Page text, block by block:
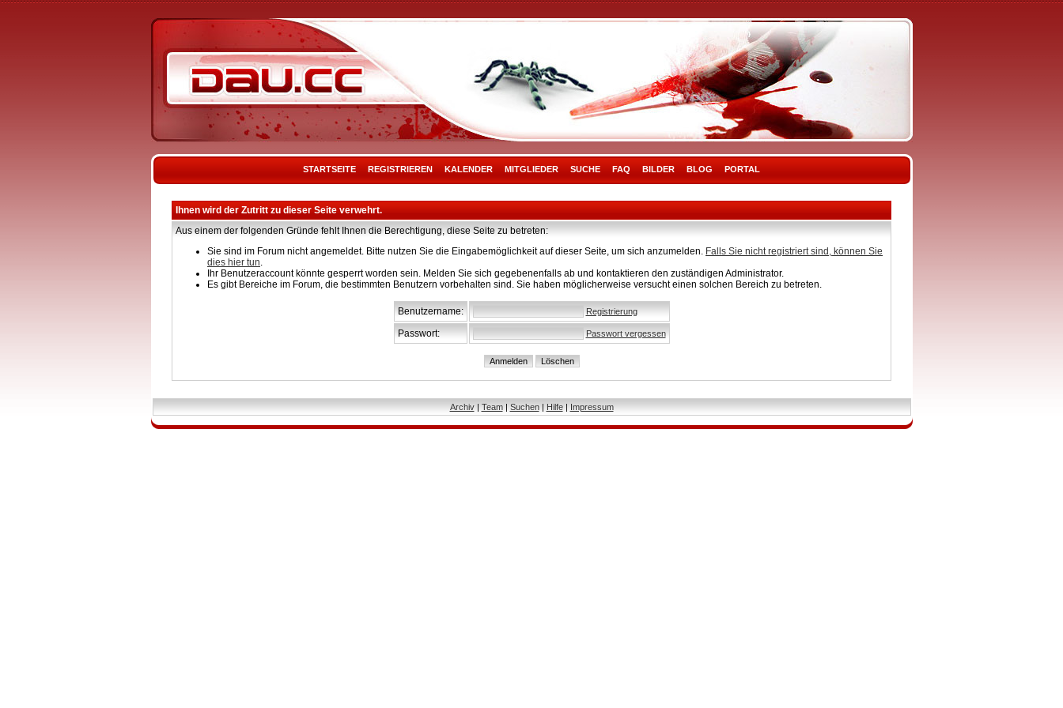
STARTSEITE REGISTRIEREN KALENDER MITGLIEDER SUCHE FAQ BILDER BLOG PORTAL
Ihnen wird der Zutritt zu dieser Seite verwehrt.
Aus einem der folgenden Gründe fehlt Ihnen die Berechtigung, diese Seite zu betreten:
Sie sind im Forum nicht angemeldet. Bitte nutzen Sie die Eingabemöglichkeit auf dieser Seite, um sich anzumelden. Falls Sie nicht registriert sind, können Sie
dies hier tun.
Ihr Benutzeraccount könnte gesperrt worden sein. Melden Sie sich gegebenenfalls ab und kontaktieren den zuständigen Administrator.
Es gibt Bereiche im Forum, die bestimmten Benutzern vorbehalten sind. Sie haben möglicherweise versucht einen solchen Bereich zu betreten.
Benutzername: Registrierung
Passwort: Passwort vergessen
Archiv| Team| Suchen| Hilfe| Impressum